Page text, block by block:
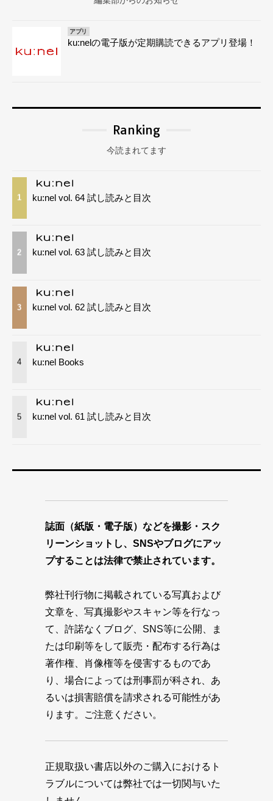
アプリ
ku:nelの電子版が定期購読できるアプリ登場！
Ranking
今読まれてます
1 ku:nel vol. 64 試し読みと目次
2 ku:nel vol. 63 試し読みと目次
3 ku:nel vol. 62 試し読みと目次
4 ku:nel Books
5 ku:nel vol. 61 試し読みと目次
誌面（紙版・電子版）などを撮影・スク
リーンショットし、SNSやブログにアッ
プすることは法律で禁止されています。
弊社刊行物に掲載されている写真および
文章を、写真撮影やスキャン等を行なっ
て、許諾なくブログ、SNS等に公開、ま
たは印刷等をして販売・配布する行為は
著作権、肖像権等を侵害するものであ
り、場合によっては刑事罰が科され、あ
るいは損害賠償を請求される可能性があ
ります。ご注意ください。
正規取扱い書店以外のご購入におけるト
ラブルについては弊社では一切関与いた